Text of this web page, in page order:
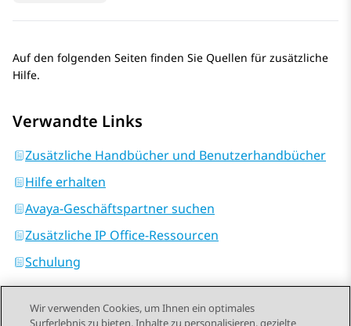
Auf den folgenden Seiten finden Sie Quellen für zusätzliche
Hilfe.
Verwandte Links
Zusätzliche Handbücher und Benutzerhandbücher
Hilfe erhalten
Avaya-Geschäftspartner suchen
Zusätzliche IP Office-Ressourcen
Schulung
Wir verwenden Cookies, um Ihnen ein optimales
Surferlebnis zu bieten, Inhalte zu personalisieren, gezielte